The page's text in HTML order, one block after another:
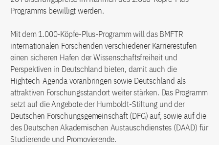
Programms bewilligt werden.
Mit dem 1.000-Köpfe-Plus-Programm will das BMFTR
internationalen Forschenden verschiedener Karrierestufen
einen sicheren Hafen der Wissenschaftsfreiheit und
Perspektiven in Deutschland bieten, damit auch die
Hightech-Agenda voranbringen sowie Deutschland als
attraktiven Forschungsstandort weiter stärken. Das Programm
setzt auf die Angebote der Humboldt-Stiftung und der
Deutschen Forschungsgemeinschaft (DFG) auf, sowie auf die
des Deutschen Akademischen Austauschdienstes (DAAD) für
Studierende und Promovierende.